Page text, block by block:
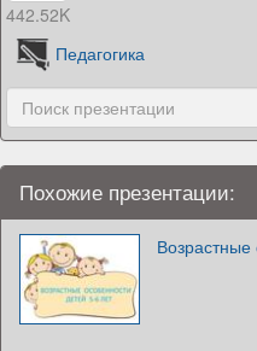
442.52K
Педагогика
Похожие презентации:
Возрастные